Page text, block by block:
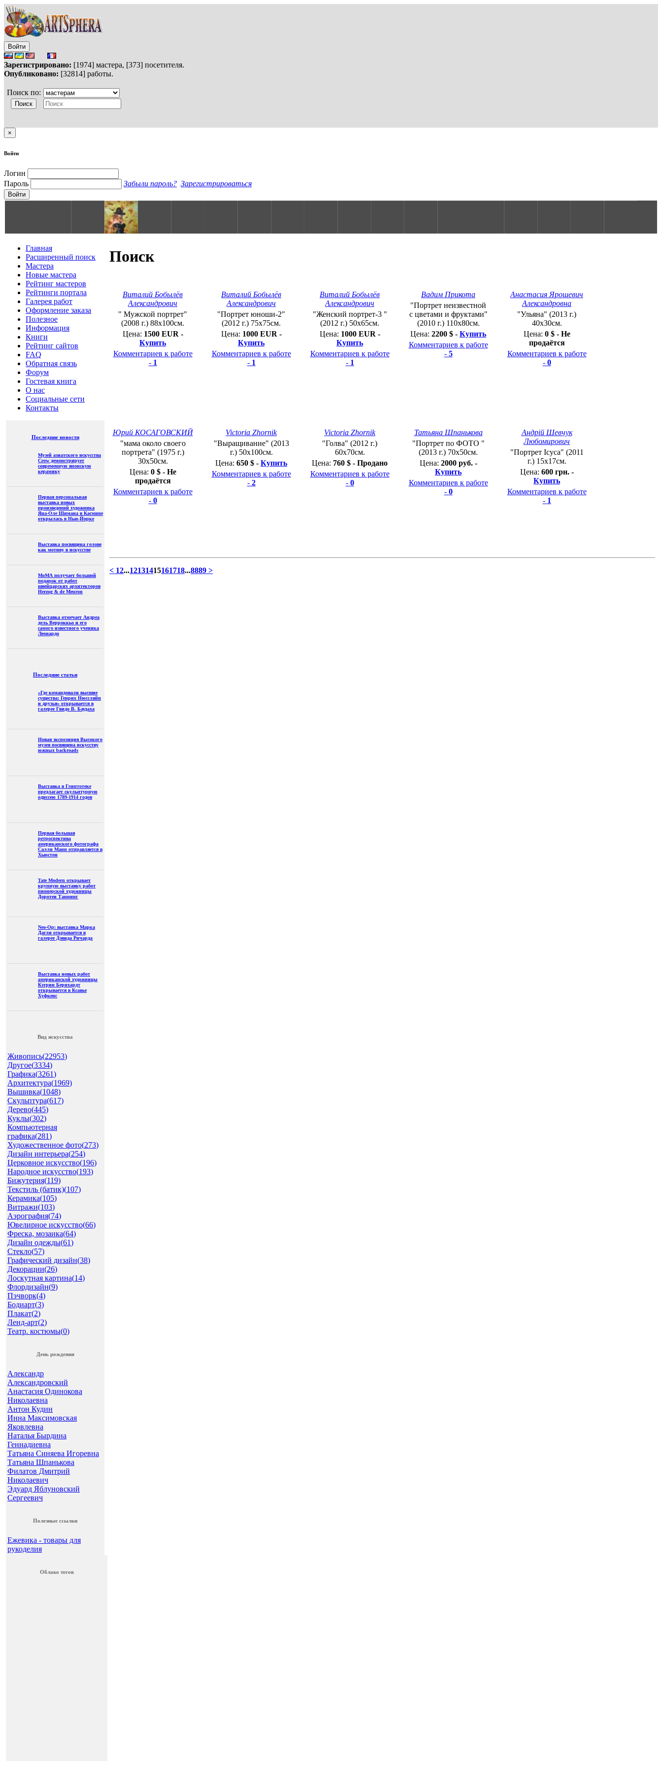
Войти
Зарегистрировано: [1974] мастера, [373] посетителя.
Опубликовано: [32814] работы.
Поиск по:
×
Войти
Логин
Пароль
Забыли пароль? Зарегистрироваться
Войти
Главная
Расширенный поиск
Мастера
Новые мастера
Рейтинг мастеров
Рейтинги портала
Галерея работ
Оформление заказа
Полезное
Информация
Книги
Рейтинг сайтов
FAQ
Обратная связь
Форум
Гостевая книга
О нас
Социальные сети
Контакты
Последние новости
Музей азиатского искусства
Crow демонстрирует
современную японскую
керамику
Первая персональная
выставка новых
произведений художника
Яна-Оле Шимана в Касмине
открылась в Нью-Йорке
Выставка посвящена голове
как мотиву в искусстве
МоМА получает большой
подарок от работ
швейцарских архитекторов
Herzog & de Meuron
Выставка отмечает Андреа
дель Верроккьо и его
самого известного ученика
Леонардо
Последние статьи
«Где командовали высшие
существа: Генрих Нюссляйн
и друзья» открывается в
галерее Гвидо В. Баудаха
Новая экспозиция Высокого
музея посвящена искусству
южных backroads
Выставка в Глиптотеке
предлагает скульптурную
одиссею 1789-1914 годов
Первая большая
ретроспектива
американского фотографа
Салли Манн отправляется в
Хьюстон
Tate Modern открывает
крупную выставку работ
пионерской художницы
Доротеи Таннинг
Neo-Op: выставка Марка
Дагли открывается в
галерее Дэвида Ричарда
Выставка новых работ
американской художницы
Кэтрин Бернхардт
открывается в Ксавье
Хуфкенс
Вид искусства
Живопись(22953)
Другое(3334)
Графика(3261)
Архитектура(1969)
Вышивка(1048)
Скульптура(617)
Дерево(445)
Куклы(302)
Компьютерная
графика(281)
Художественное фото(273)
Дизайн интерьера(254)
Церковное искусство(196)
Народное искусство(193)
Бижутерия(119)
Текстиль (батик)(107)
Керамика(105)
Витражи(103)
Аэрография(74)
Ювелирное искусство(66)
Фреска, мозаика(64)
Дизайн одежды(61)
Стекло(57)
Графический дизайн(38)
Декорации(26)
Лоскутная картина(14)
Флордизайн(9)
Пэчворк(4)
Бодиарт(3)
Плакат(2)
Ленд-арт(2)
Театр. костюмы(0)
День рождения
Александр
Александровский
Анастасия Одинокова
Николаевна
Антон Кудин
Инна Максимовская
Яковлевна
Наталья Бырдина
Геннадиевна
Татьяна Синяева Игоревна
Татьяна Шпанькова
Филатов Дмитрий
Николаевич
Эдуард Яблуновский
Сергеевич
Полезные ссылки
Ежевика - товары для
рукоделия
Облако тегов
Поиск
Виталий Бобылёв
Александрович
" Мужской портрет"
(2008 г.) 88х100см.
Цена: 1500 EUR -
Купить
Комментариев к работе
- 1
Виталий Бобылёв
Александрович
"Портрет юноши-2"
(2012 г.) 75х75см.
Цена: 1000 EUR -
Купить
Комментариев к работе
- 1
Виталий Бобылёв
Александрович
"Женский портрет-3 "
(2012 г.) 50х65см.
Цена: 1000 EUR -
Купить
Комментариев к работе
- 1
Вадим Прикота
"Портрет неизвестной
с цветами и фруктами"
(2010 г.) 110х80см.
Цена: 2200 $ - Купить
Комментариев к работе
- 5
Анастасия Ярошевич
Александровна
"Ульяна" (2013 г.)
40х30см.
Цена: 0 $ - Не
продаётся
Комментариев к работе
- 0
Юрий КОСАГОВСКИЙ
"мама около своего
портрета" (1975 г.)
30х50см.
Цена: 0 $ - Не
продаётся
Комментариев к работе
- 0
Victoria Zhornik
"Выращивание" (2013
г.) 50х100см.
Цена: 650 $ - Купить
Комментариев к работе
- 2
Victoria Zhornik
"Голва" (2012 г.)
60х70см.
Цена: 760 $ - Продано
Комментариев к работе
- 0
Татьяна Шпанькова
"Портрет по ФОТО "
(2013 г.) 70х50см.
Цена: 2000 руб. -
Купить
Комментариев к работе
- 0
Андрій Шевчук
Любомирович
"Портрет Ісуса" (2011
г.) 15х17см.
Цена: 600 грн. -
Купить
Комментариев к работе
- 1
< 12...12131415161718...8889 >